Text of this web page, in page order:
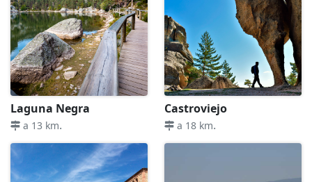
Laguna Negra
a 13 km.
Castroviejo
a 18 km.